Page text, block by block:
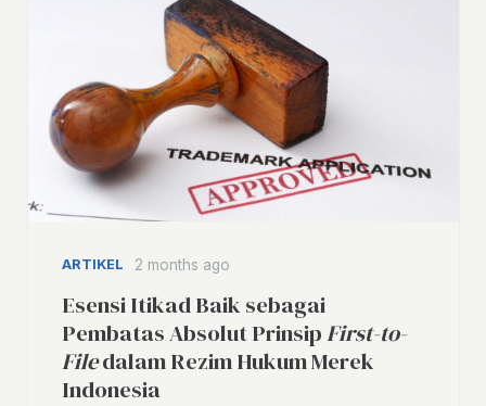
ARTIKEL 2 months ago
Esensi Itikad Baik sebagai
Pembatas Absolut PrinsipFirst-to-
Filedalam Rezim Hukum Merek
Indonesia